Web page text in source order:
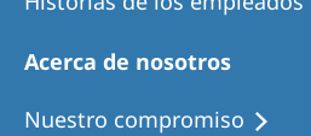
Acerca de nosotros
Nuestro compromiso